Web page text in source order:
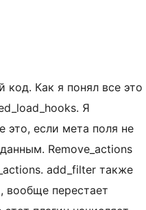
код. Как я понял все это
Я
это, если мета поля не
Remove_actions
add_filter также
вообще перестает